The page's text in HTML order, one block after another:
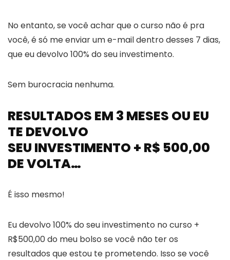
No entanto, se você achar que o curso não é pra
você, é só me enviar um e-mail dentro desses 7 dias,
que eu devolvo 100% do seu investimento.
Sem burocracia nenhuma.
RESULTADOS EM 3 MESES OU EU
TE DEVOLVO
SEU INVESTIMENTO + R$ 500,00
DE VOLTA…
É isso mesmo!
Eu devolvo 100% do seu investimento no curso +
R$500,00 do meu bolso se você não ter os
resultados que estou te prometendo. Isso se você